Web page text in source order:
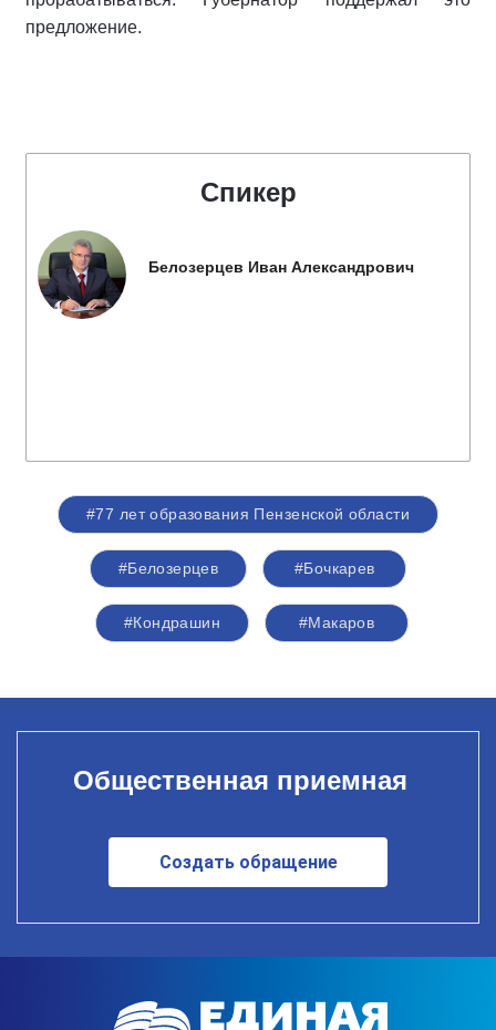
предложение.
Спикер
Белозерцев Иван Александрович
#77 лет образования Пензенской области
#Белозерцев #Бочкарев
#Кондрашин #Макаров
Общественная приемная
Создать обращение